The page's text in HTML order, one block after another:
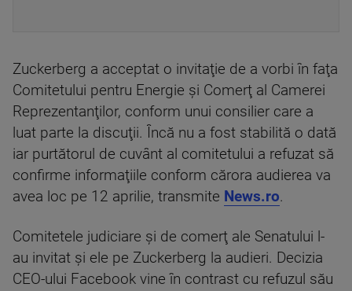
Zuckerberg a acceptat o invitaţie de a vorbi în faţa
Comitetului pentru Energie şi Comerţ al Camerei
Reprezentanţilor, conform unui consilier care a
luat parte la discuţii. Încă nu a fost stabilită o dată
iar purtătorul de cuvânt al comitetului a refuzat să
confirme informaţiile conform cărora audierea va
avea loc pe 12 aprilie, transmite News.ro.
Comitetele judiciare şi de comerţ ale Senatului l-
au invitat şi ele pe Zuckerberg la audieri. Decizia
CEO-ului Facebook vine în contrast cu refuzul său